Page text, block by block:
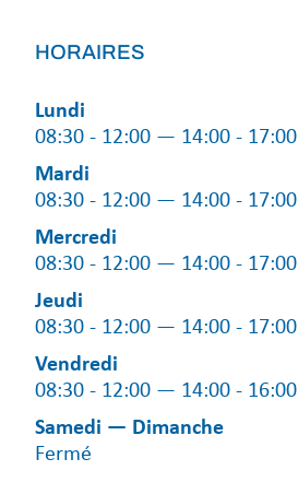
HORAIRES
Lundi
08:30 - 12:00 — 14:00 - 17:00
Mardi
08:30 - 12:00 — 14:00 - 17:00
Mercredi
08:30 - 12:00 — 14:00 - 17:00
Jeudi
08:30 - 12:00 — 14:00 - 17:00
Vendredi
08:30 - 12:00 — 14:00 - 16:00
Samedi — Dimanche
Fermé